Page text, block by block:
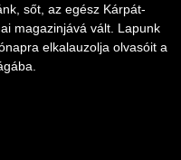
sőt, az egész Kárpát-
magazinjává vált. Lapunk
elkalauzolja olvasóit a